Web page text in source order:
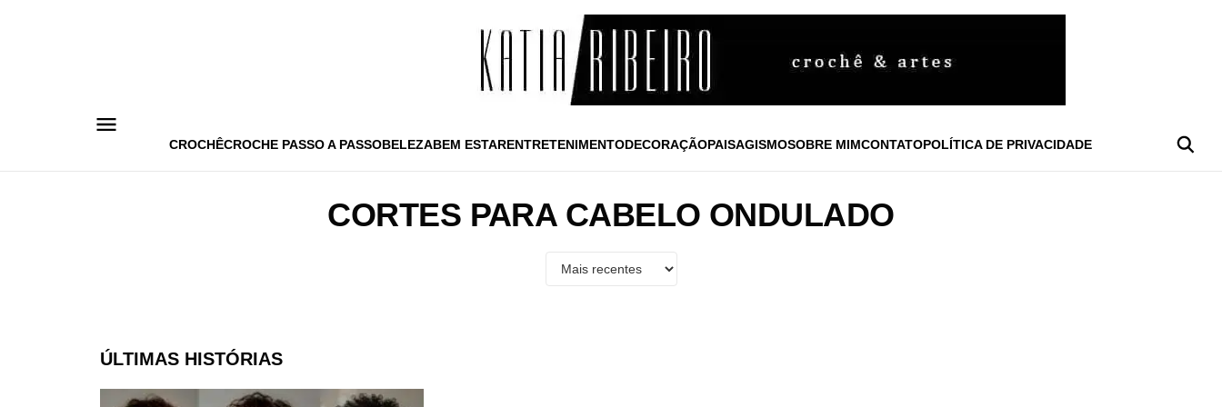
CROCHÊCROCHE PASSO A PASSOBELEZABEM ESTARENTRETENIMENTODECORAÇÃOPAISAGISMOSOBRE MIMCONTATOPOLÍTICA DE PRIVACIDADE
CORTES PARA CABELO ONDULADO
ÚLTIMAS HISTÓRIAS